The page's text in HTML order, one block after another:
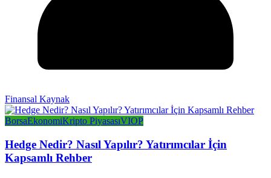
Finansal Kaynak
BorsaEkonomiKripto PiyasasıVIOP
Hedge Nedir? Nasıl Yapılır? Yatırımcılar İçin
Kapsamlı Rehber